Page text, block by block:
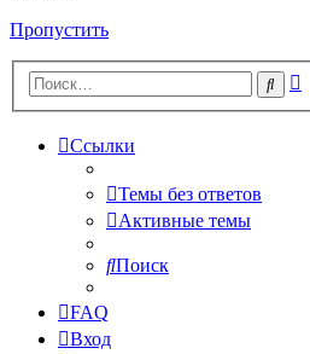
Пропустить
Поиск
Ссылки
Темы без ответов
Активные темы
Поиск
FAQ
Вход